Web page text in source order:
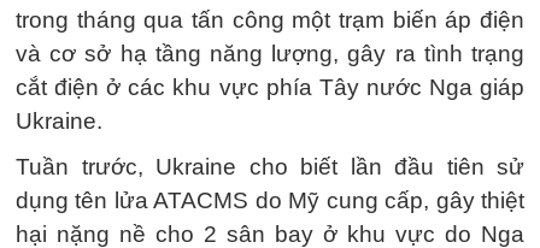
trong tháng qua tấn công một trạm biến áp điện
và cơ sở hạ tầng năng lượng, gây ra tình trạng
cắt điện ở các khu vực phía Tây nước Nga giáp
Ukraine.
Tuần trước, Ukraine cho biết lần đầu tiên sử
dụng tên lửa ATACMS do Mỹ cung cấp, gây thiệt
hại nặng nề cho 2 sân bay ở khu vực do Nga